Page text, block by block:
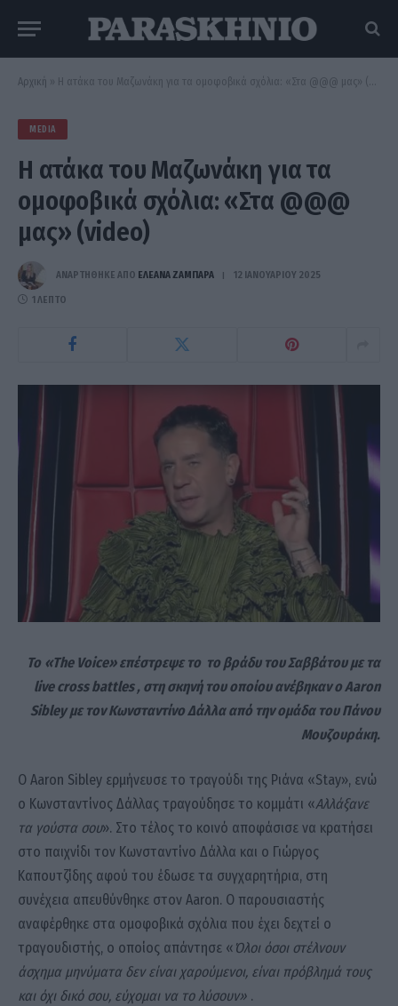
Αρχική » Η ατάκα του Μαζωνάκη για τα ομοφοβικά σχόλια: «Στα @@@ μας» (video)
MEDIA
Η ατάκα του Μαζωνάκη για τα
ομοφοβικά σχόλια: «Στα @@@
μας» (video)
ΑΝΑΡΤΗΘΗΚΕ ΑΠΟ ΕΛΕΑΝΑ ΖΑΜΠΑΡΑ 12 ΙΑΝΟΥΑΡΊΟΥ 2025
1 ΛΕΠΤΌ
Το «The Voice»επέστρεψε το το βράδυ του Σαββάτου με τα
live cross battles , στη σκηνή του οποίου ανέβηκαν ο Aaron
Sibley με τον Κωνσταντίνο Δάλλα από την ομάδα του Πάνου
Μουζουράκη.
Ο Aaron Sibley ερμήνευσε το τραγούδι της Ριάνα «Stay», ενώ
ο Κωνσταντίνος Δάλλας τραγούδησε το κομμάτι «Αλλάξανε
τα γούστα σου». Στο τέλος το κοινό αποφάσισε να κρατήσει
στο παιχνίδι τον Κωνσταντίνο Δάλλα και ο Γιώργος
Καπουτζίδης αφού του έδωσε τα συγχαρητήρια, στη
συνέχεια απευθύνθηκε στον Aaron. Ο παρουσιαστής
αναφέρθηκε στα ομοφοβικά σχόλια που έχει δεχτεί ο
τραγουδιστής, ο οποίος απάντησε « Όλοι όσοι στέλνουν
άσχημα μηνύματα δεν είναι χαρούμενοι, είναι πρόβλημά τους
και όχι δικό σου, εύχομαι να το λύσουν» .